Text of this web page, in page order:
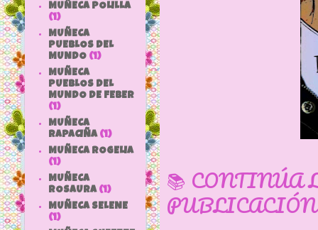
📚 CONTINÚA
MUÑECA POLILLA
(1)
MUÑECA
PUEBLOS DEL
MUNDO (1)
MUÑECA
PUEBLOS DEL
MUNDO DE FEBER
(1)
MUÑECA
RAPACIÑA (1)
MUÑECA ROGELIA
(1)
MUÑECA
ROSAURA (1)
MUÑECA SELENE
(1)